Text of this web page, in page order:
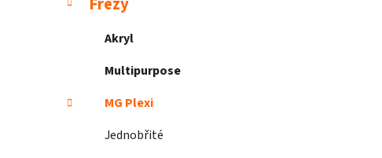
a
kategorie
a
r
Akryl
Multipurpose
MG Plexi
Jednobřité